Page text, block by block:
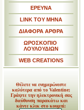
ΕΡΕΥΝΑ
LINK TOY MHNA
ΔΙΑΦΟΡΑ ΑΡΘΡΑ
ΩΡΟΣΚΟΠΙΟ
ΛΟΥΛΟΥΔΙΩΝ
WEB CREATIONS
Θέλετε να ενημερώνεστε
καλύτερα από το Valentine;
Γράψτε την ηλεκτρονική σας
διεύθυνση παρακάτω και
κάντε κλικ στο κουμπί: